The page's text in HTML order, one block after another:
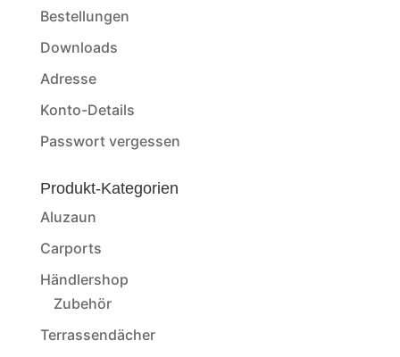
Bestellungen
Downloads
Adresse
Konto-Details
Passwort vergessen
Produkt-Kategorien
Aluzaun
Carports
Händlershop
Zubehör
Terrassendächer